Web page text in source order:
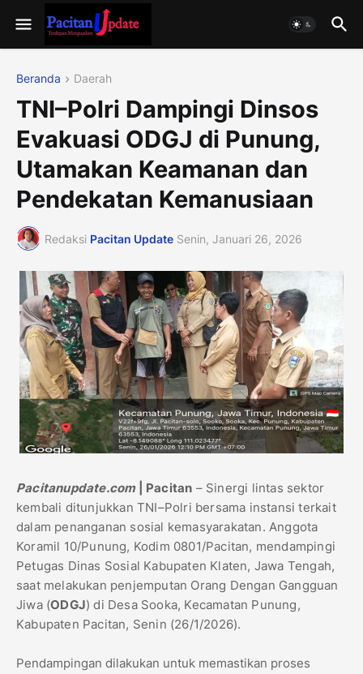
Beranda Daerah
TNI–Polri Dampingi Dinsos
Evakuasi ODGJ di Punung,
Utamakan Keamanan dan
Pendekatan Kemanusiaan
Redaksi Pacitan Update Senin, Januari 26, 2026
Pacitanupdate.com| Pacitan – Sinergi lintas sektor
kembali ditunjukkan TNI–Polri bersama instansi terkait
dalam penanganan sosial kemasyarakatan. Anggota
Koramil 10/Punung, Kodim 0801/Pacitan, mendampingi
Petugas Dinas Sosial Kabupaten Klaten, Jawa Tengah,
saat melakukan penjemputan Orang Dengan Gangguan
Jiwa (ODGJ) di Desa Sooka, Kecamatan Punung,
Kabupaten Pacitan, Senin (26/1/2026).
Pendampingan dilakukan untuk memastikan proses